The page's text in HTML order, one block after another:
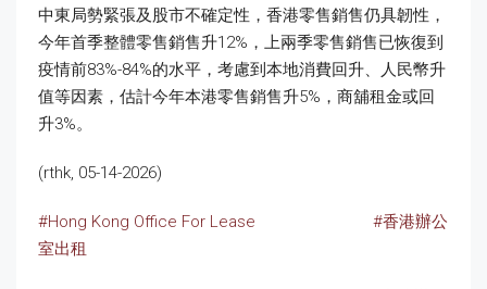
中東局勢緊張及股市不確定性，香港零售銷售仍具韌性，
今年首季整體零售銷售升12%，上兩季零售銷售已恢復到
疫情前83%-84%的水平，考慮到本地消費回升、人民幣升
值等因素，估計今年本港零售銷售升5%，商舖租金或回
升3%。
(rthk, 05-14-2026)
#Hong Kong Office For Lease
#香港辦公
室出租